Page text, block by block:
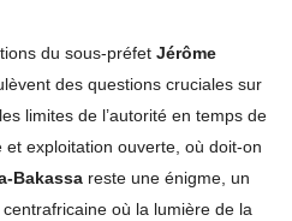
du sous-préfet Jérôme
des questions cruciales sur
limites de l’autorité en temps de
exploitation ouverte, où doit-on
Bakassa reste une énigme, un
où la lumière de la